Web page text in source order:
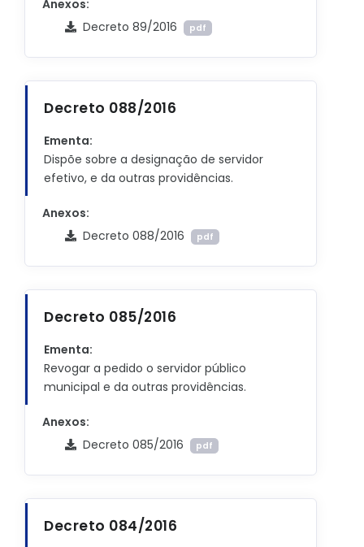
Anexos:
Decreto 89/2016
pdf
Decreto 088/2016
Ementa:
Dispõe sobre a designação de servidor
efetivo, e da outras providências.
Anexos:
Decreto 088/2016
pdf
Decreto 085/2016
Ementa:
Revogar a pedido o servidor público
municipal e da outras providências.
Anexos:
Decreto 085/2016
pdf
Decreto 084/2016